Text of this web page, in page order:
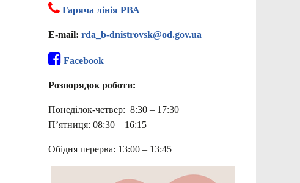
Гаряча лінія РВА
E-mail: rda_b-dnistrovsk@od.gov.ua
Facebook
Розпорядок роботи:
Понеділок-четвер: 8:30 – 17:30
П’ятниця: 08:30 – 16:15
Обідня перерва: 13:00 – 13:45